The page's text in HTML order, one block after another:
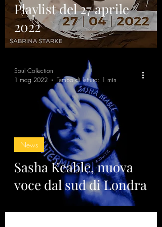
Playlist del 27 aprile
2022
Sasha Keable, nuova
voce dal sud di Londra
News
Soul Collection
1 mag 2022
Tempo di lettura: 1 min